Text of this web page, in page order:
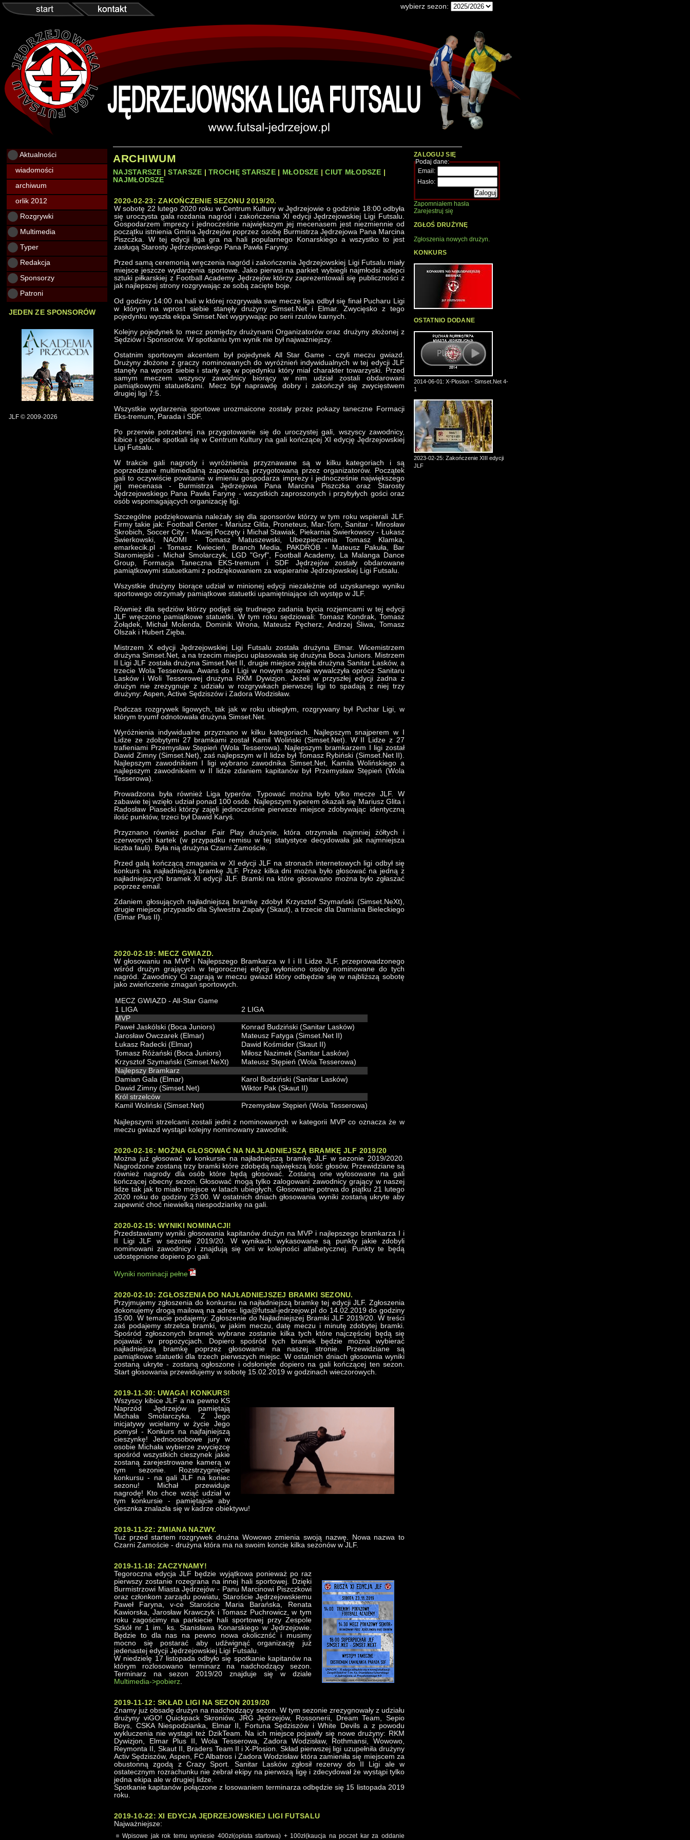
wybierz sezon:
Aktualności
wiadomości
archiwum
orlik 2012
Rozgrywki
Multimedia
Typer
Redakcja
Sponsorzy
Patroni
JEDEN ZE SPONSORÓW
JLF © 2009-2026
ARCHIWUM
NAJSTARSZE |STARSZE |TROCHĘ STARSZE MŁODSZE |CIUT MŁODSZE
NAJMŁODSZE
2020-02-23: ZAKOŃCZENIE SEZONU 2019/20.
W sobotę 22 lutego 2020 roku w Centrum Kultury w Jędrzejowie o godzinie 18:00 odbyła
się uroczysta gala rozdania nagród i zakończenia XI edycji Jędrzejowskiej Ligi Futsalu.
Gospodarzem imprezy i jednocześnie największym jej mecenasem jest niezmiennie od
początku istnienia Gmina Jędrzejów poprzez osobę Burmistrza Jędrzejowa Pana Marcina
Piszczka. W tej edycji liga gra na hali popularnego Konarskiego a wszystko to jest
zasługą Starosty Jędrzejowskego Pana Pawła Faryny.
Przed samą ceremonią wręczenia nagród i zakończenia Jędrzejowskiej Ligi Futsalu miały
miejsce jeszcze wydarzenia sportowe. Jako pierwsi na parkiet wybiegli najmłodsi adepci
sztuki piłkarskiej z Football Academy Jędrzejów którzy zaprezentowali się publiczności z
jak najlepszej strony rozgrywając ze sobą zacięte boje.
Od godziny 14:00 na hali w której rozgrywała swe mecze liga odbył się finał Pucharu Ligi
w którym na wprost siebie stanęły drużyny Simset.Net i Elmar. Zwycięsko z tego
pojedynku wyszła ekipa Simset.Net wygrywając po serii rzutów karnych.
Kolejny pojedynek to mecz pomiędzy drużynami Organizatorów oraz drużyny złożonej z
Sędziów i Sponsorów. W spotkaniu tym wynik nie był najważniejszy.
Ostatnim sportowym akcentem był pojedynek All Star Game - czyli meczu gwiazd.
Drużyny złożone z graczy nominowanych do wyróżnień indywidualnych w tej edycji JLF
stanęły na wprost siebie i starły się w pojedynku który miał charakter towarzyski. Przed
samym meczem wszyscy zawodnicy biorący w nim udział zostali obdarowani
pamiątkowymi statuetkami. Mecz był naprawdę dobry i zakończył się zwycięstwem
drugiej ligi 7:5.
Wszystkie wydarzenia sportowe urozmaicone zostały przez pokazy taneczne Formacji
Eks-tremum, Parada i SDF.
Po przerwie potrzebnej na przygotowanie się do uroczystej gali, wszyscy zawodnicy,
kibice i goście spotkali się w Centrum Kultury na gali kończącej XI edycję Jędrzejowskiej
Ligi Futsalu.
W trakcie gali nagrody i wyróżnienia przyznawane są w kilku kategoriach i są
poprzedzane multimedialną zapowiedzią przygotowaną przez organizatorów. Początek
gali to oczywiście powitanie w imieniu gospodarza imprezy i jednocześnie największego
jej mecenasa - Burmistrza Jędrzejowa Pana Marcina Piszczka oraz Starosty
Jędrzejowskiego Pana Pawła Farynę - wszystkich zaproszonych i przybyłych gości oraz
osób wspomagających organizację ligi.
Szczególne podziękowania należały się dla sponsorów którzy w tym roku wspierali JLF.
Firmy takie jak: Football Center - Mariusz Glita, Proneteus, Mar-Tom, Sanitar - Mirosław
Skrobich, Soccer City - Maciej Poczęty i Michał Stawiak, Piekarnia Świerkowscy - Łukasz
Świerkowski, NAOMI - Tomasz Matuszewski, Ubezpieczenia Tomasz Klamka,
emarkecik.pl - Tomasz Kwiecień, Branch Media, PAKDRÓB - Mateusz Pakuła, Bar
Staromiejski - Michał Smolarczyk, LGD "Gryf", Football Academy, La Malanga Dance
Group, Formacja Taneczna EKS-tremum i SDF Jędrzejów zostały obdarowane
pamiątkowymi statuetkami z podziękowaniem za wspieranie Jędrzejowskiej Ligi Futsalu.
Wszystkie drużyny biorące udział w minionej edycji niezależnie od uzyskanego wyniku
sportowego otrzymały pamiątkowe statuetki upamiętniające ich występ w JLF.
Również dla sędziów którzy podjęli się trudnego zadania bycia rozjemcami w tej edycji
JLF wręczono pamiątkowe statuetki. W tym roku sędziowali: Tomasz Kondrak, Tomasz
Żołądek, Michał Molenda, Dominik Wrona, Mateusz Pęcherz, Andrzej Śliwa, Tomasz
Olszak i Hubert Zięba.
Mistrzem X edycji Jędrzejowskiej Ligi Futsalu została drużyna Elmar. Wicemistrzem
drużyna Simset.Net, a na trzecim miejscu uplasowała się drużyna Boca Juniors. Mistrzem
II Ligi JLF została drużyna Simset.Net II, drugie miejsce zajęła drużyna Sanitar Lasków, a
trzecie Wola Tesserowa. Awans do I Ligi w nowym sezonie wywalczyła oprócz Sanitaru
Lasków i Woli Tesserowej drużyna RKM Dywizjon. Jeżeli w przyszłej edycji żadna z
drużyn nie zrezygnuje z udziału w rozgrywkach pierwszej ligi to spadają z niej trzy
drużyny: Aspen, Active Sędziszów i Zadora Wodzisław.
Podczas rozgrywek ligowych, tak jak w roku ubiegłym, rozgrywany był Puchar Ligi, w
którym tryumf odnotowała drużyna Simset.Net.
Wyróżnienia indywidualne przyznano w kilku kategoriach. Najlepszym snajperem w I
Lidze ze zdobytymi 27 bramkami został Kamil Woliński (Simset.Net). W II Lidze z 27
trafieniami Przemysław Stępień (Wola Tesserowa). Najlepszym bramkarzem I ligi został
Dawid Zimny (Simset.Net), zaś najlepszym w II lidze był Tomasz Rybiński (Simset.Net II).
Najlepszym zawodnikiem I ligi wybrano zawodnika Simset.Net, Kamila Wolińskiego a
najlepszym zawodnikiem w II lidze zdaniem kapitanów był Przemysław Stępień (Wola
Tesserowa).
Prowadzona była również Liga typerów. Typować można było tylko mecze JLF. W
zabawie tej wzięło udział ponad 100 osób. Najlepszym typerem okazali się Mariusz Glita i
Radosław Piasecki którzy zajęli jednocześnie pierwsze miejsce zdobywając identyczną
ilość punktów, trzeci był Dawid Karyś.
Przyznano również puchar Fair Play drużynie, która otrzymała najmniej żółtych i
czerwonych kartek (w przypadku remisu w tej statystyce decydowała jak najmniejsza
liczba fauli). Była nią drużyna Czarni Zamoście.
Przed galą kończącą zmagania w XI edycji JLF na stronach internetowych ligi odbył się
konkurs na najładniejszą bramkę JLF. Przez kilka dni można było głosować na jedną z
najładniejszych bramek XI edycji JLF. Bramki na które głosowano można było zgłaszać
poprzez email.
Zdaniem głosujących najładniejszą bramkę zdobył Krzysztof Szymański (Simset.NeXt),
drugie miejsce przypadło dla Sylwestra Zapały (Skaut), a trzecie dla Damiana Bieleckiego
(Elmar Plus II).
2020-02-19: MECZ GWIAZD.
W głosowaniu na MVP i Najlepszego Bramkarza w I i II Lidze JLF, przeprowadzonego
wśród drużyn grających w tegorocznej edycji wyłoniono osoby nominowane do tych
nagród. Zawodnicy Ci zagrają w meczu gwiazd który odbędzie się w najbliższą sobotę
jako zwieńczenie zmagań sportowych.
MECZ GWIAZD - All-Star Game
1 LIGA
2 LIGA
MVP
Paweł Jaskólski (Boca Juniors)
Konrad Budziński (Sanitar Lasków)
Jarosław Owczarek (Elmar)
Mateusz Fatyga (Simset.Net II)
Łukasz Radecki (Elmar)
Dawid Kośmider (Skaut II)
Tomasz Różański (Boca Juniors)
Miłosz Nazimek (Sanitar Lasków)
Krzysztof Szymański (Simset.NeXt)
Mateusz Stępień (Wola Tesserowa)
Najlepszy Bramkarz
Damian Gala (Elmar)
Karol Budziński (Sanitar Lasków)
Dawid Zimny (Simset.Net)
Wiktor Pak (Skaut II)
Król strzelców
Kamil Woliński (Simset.Net)
Przemysław Stępień (Wola Tesserowa)
Najlepszymi strzelcami zostali jedni z nominowanych w kategorii MVP co oznacza że w
meczu gwiazd wystąpi kolejny nominowany zawodnik.
2020-02-16: MOŻNA GŁOSOWAĆ NA NAJŁADNIEJSZĄ BRAMKĘ JLF 2019/20
Można już głosować w konkursie na najładniejszą bramkę JLF w sezonie 2019/2020.
Nagrodzone zostaną trzy bramki które zdobędą największą ilość głosów. Przewidziane są
również nagrody dla osób które będą głosować. Zostaną one wylosowane na gali
kończącej obecny sezon. Głosować mogą tylko zalogowani zawodnicy grający w naszej
lidze tak jak to miało miejsce w latach ubiegłych. Głosowanie potrwa do piątku 21 lutego
2020 roku do godziny 23:00. W ostatnich dniach głosowania wyniki zostaną ukryte aby
zapewnić choć niewielką niespodziankę na gali.
2020-02-15: WYNIKI NOMINACJI!
Przedstawiamy wyniki głosowania kapitanów drużyn na MVP i najlepszego bramkarza I i
II Ligi JLF w sezonie 2019/20. W wynikach wykasowane są punkty jakie zdobyli
nominowani zawodnicy i znajdują się oni w kolejności alfabetycznej. Punkty te będą
udostępnione dopiero po gali.
Wyniki nominacji pełne
2020-02-10: ZGŁOSZENIA DO NAJŁADNIEJSZEJ BRAMKI SEZONU.
Przyjmujemy zgłoszenia do konkursu na najładniejszą bramkę tej edycji JLF. Zgłoszenia
dokonujemy drogą mailową na adres: liga@futsal-jedrzejow.pl do 14.02.2019 do godziny
15:00. W temacie podajemy: Zgłoszenie do Najładniejszej Bramki JLF 2019/20. W treści
zaś podajemy strzelca bramki, w jakim meczu, datę meczu i minutę zdobytej bramki.
Spośród zgłoszonych bramek wybrane zostanie kilka tych które najczęściej będą się
pojawiać w propozycjach. Dopiero spośród tych bramek będzie można wybierać
najładniejszą bramkę poprzez głosowanie na naszej stronie. Przewidziane są
pamiątkowe statuetki dla trzech pierwszych miejsc. W ostatnich dniach głosownia wyniki
zostaną ukryte - zostaną ogłoszone i odsłonięte dopiero na gali kończącej ten sezon.
Start głosowania przewidujemy w sobotę 15.02.2019 w godzinach wieczorowych.
2019-11-30: UWAGA! KONKURS!
Wszyscy kibice JLF a na pewno KS
Naprzód Jędrzejów pamiętają
Michała Smolarczyka. Z Jego
inicjatywy wcielamy w życie Jego
pomysł - Konkurs na najfajniejszą
cieszynkę! Jednoosobowe jury w
osobie Michała wybierze zwycięzcę
spośród wszystkich cieszynek jakie
zostaną zarejestrowane kamerą w
tym sezonie. Rozstrzygnięcie
konkursu - na gali JLF na koniec
sezonu! Michał przewiduje
nagrodę! Kto chce wziąć udział w
tym konkursie - pamiętajcie aby
ciesznka znalazła się w kadrze obiektywu!
2019-11-22: ZMIANA NAZWY.
Tuż przed startem rozgrywek drużna Wowowo zmienia swoją nazwę. Nowa nazwa to
Czarni Zamoście - drużyna która ma na swoim koncie kilka sezonów w JLF.
2019-11-18: ZACZYNAMY!
Tegoroczna edycja JLF będzie wyjątkowa ponieważ po raz
pierwszy zostanie rozegrana na innej hali sportowej. Dzięki
Burmistrzowi Miasta Jędrzejów - Panu Marcinowi Piszczkowi
oraz członkom zarządu powiatu, Staroście Jędrzejowskiemu
Paweł Faryna, v-ce Staroście Maria Barańska, Renata
Kawiorska, Jarosław Krawczyk i Tomasz Puchrowicz, w tym
roku zagościmy na parkiecie hali sportowej przy Zespole
Szkół nr 1 im. ks. Stanisława Konarskiego w Jędrzejowie.
Będzie to dla nas na pewno nowa okolicznść i musimy
mocno się postarać aby udźwignąć organizację już
jedenastej edycji Jędrzejowskiej Ligi Futsalu.
W niedzielę 17 listopada odbyło się spotkanie kapitanów na
którym rozlosowano terminarz na nadchodzący sezon.
Terminarz na sezon 2019/20 znajduje się w dziale
Multimedia->pobierz.
2019-11-12: SKŁAD LIGI NA SEZON 2019/20
Znamy już obsadę drużyn na nadchodzący sezon. W tym sezonie zrezygnowały z udziału
drużyny viGO! Quickpack Skroniów, JRG Jędrzejów, Rossonerii, Dream Team, Sepio
Boys, CSKA Niespodzianka, Elmar II, Fortuna Sędziszów i White Devils a z powodu
wykluczenia nie wystąpi też DzikTeam. Na ich miejsce pojawiły się nowe drużyny: RKM
Dywizjon, Elmar Plus II, Wola Tesserowa, Zadora Wodzisław, Rothmansi, Wowowo,
Reymonta II, Skaut II, Braders Team II i X-Plosion. Skład pierwszej ligi uzupełniła drużyny
Activ Sędziszów, Aspen, FC Albatros i Zadora Wodzisław która zamieniła się miejscem za
obustonną zgodą z Crazy Sport. Sanitar Lasków zgłosił rezerwy do II Ligi ale w
ostatecznym rozrachunku nie zebrał ekipy na pierwszą ligę i zdecydował że wystąpi tylko
jedna ekipa ale w drugiej lidze.
Spotkanie kapitanów połączone z losowaniem terminarza odbędzie się 15 listopada 2019
roku.
2019-10-22: XI EDYCJA JĘDRZEJOWSKIEJ LIGI FUTSALU
Najważniejsze:
Wpisowe jak rok temu wyniesie 400zł(opłata startowa) + 100zł(kaucja na poczet kar za oddanie
ZALOGUJ SIĘ
Podaj dane:
Email:
Hasło:
Zapomniałem hasła
Zarejestruj się
ZGŁOŚ DRUŻYNĘ
Zgłoszenia nowych drużyn.
KONKURS
OSTATNIO DODANE
2014-06-01: X-Plosion - Simset.Net 4-
1
2023-02-25: Zakończenie XIII edycji
JLF